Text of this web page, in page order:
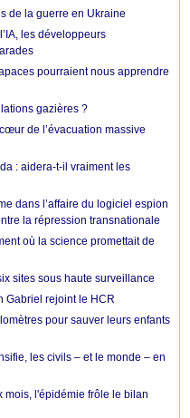
de la guerre en Ukraine
les développeurs
pourraient nous apprendre
gazières ?
de l’évacuation massive
: aidera-t-il vraiment les
dans l’affaire du logiciel espion
la répression transnationale
où la science promettait de
sites sous haute surveillance
Gabriel rejoint le HCR
pour sauver leurs enfants
les civils – et le monde – en
mois, l'épidémie frôle le bilan